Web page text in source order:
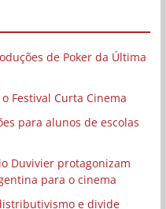
de Poker da Última
Festival Curta Cinema
para alunos de escolas
Duvivier protagonizam
para o cinema
e divide